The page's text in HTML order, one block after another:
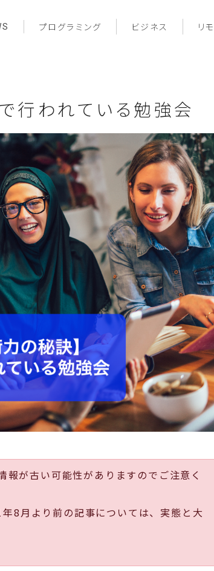
プログラミング ビジネス リ
行われている勉強会
報が古い可能性がありますのでご注意く
8月より前の記事については、実態と大